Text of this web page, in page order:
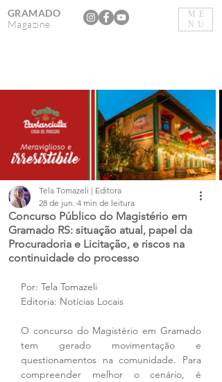
ME
NU
GRAMADO
Magazine
Concurso Público do Magistério em
Gramado RS: situação atual, papel da
Procuradoria e Licitação, e riscos na
continuidade do processo
Tela Tomazeli | Editora
28 de jun. 4 min de leitura
Por: Tela Tomazeli
Editoria: Notícias Locais
O concurso do Magistério em Gramado
tem gerado movimentação e
questionamentos na comunidade. Para
compreender melhor o cenário, é